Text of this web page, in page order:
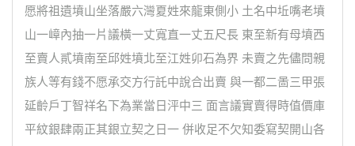
愿將祖遺墳山坐落嚴六灣夏姓來龍東側小 土名中坵嘴老墳
山一嶂內抽一片議橫一丈寬直一丈五尺長 東至新有母墳西
至賣人貳墳南至邱姓墳北至江姓卯石為界 未賣之先儘問親
族人等有錢不愿承交方行託中說合出賣 與一都二啚三甲張
延齡戶丁智祥名下為業當日泙中三 面言議實賣得時值價庫
平紋銀肆兩正其銀立契之日一 併收足不欠知委寫契開山各